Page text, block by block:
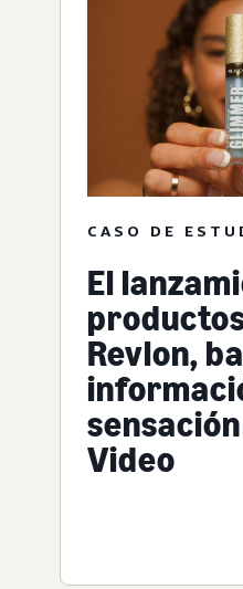
CASO DE
El
Revlon,
Video